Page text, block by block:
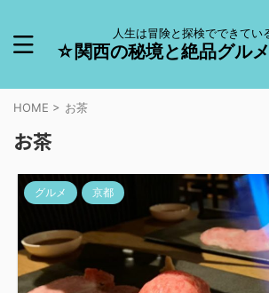
人生は冒険と探検でできてい
☆関西の秘境と絶品グル
HOME > お茶
お茶
グルメ 京都